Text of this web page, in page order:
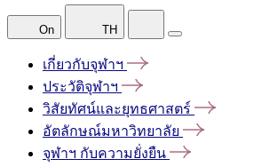
On TH
เกี่ยวกับจุฬาฯ
ประวัติจุฬาฯ
วิสัยทัศน์และยุทธศาสตร์
อัตลักษณ์มหาวิทยาลัย
จุฬาฯ กับความยั่งยืน